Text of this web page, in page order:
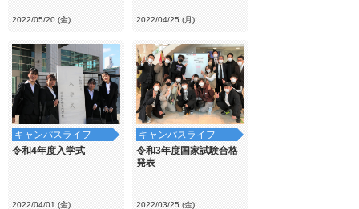
2022/05/20 (金) 2022/04/25 (月)
キャンパスライフ
令和4年度入学式
2022/04/01 (金)
キャンパスライフ
令和3年度国家試験合格
発表
2022/03/25 (金)